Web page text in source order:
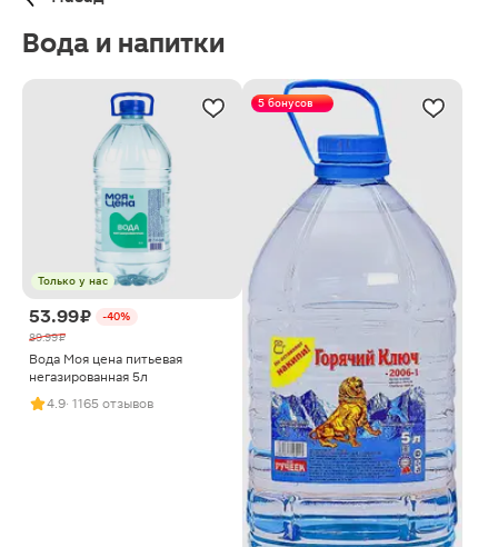
Вода и напитки
Только у нас
53.99 ₽
-40%
89.99 ₽
Вода Моя цена питьевая
негазированная 5л
4.9· 1165 отзывов
5 бонусов